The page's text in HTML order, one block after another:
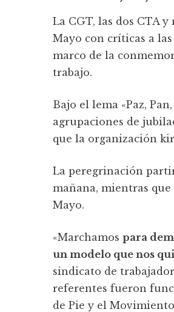
La CGT, las dos CTA
Mayo con críticas a
marco de la
trabajo.
Bajo el lema «Paz,
agrupaciones de
que la organización
La peregrinación
mañana, mientras que
Mayo.
«Marchamos para
un modelo que nos
sindicato de
referentes fueron
de Pie y el